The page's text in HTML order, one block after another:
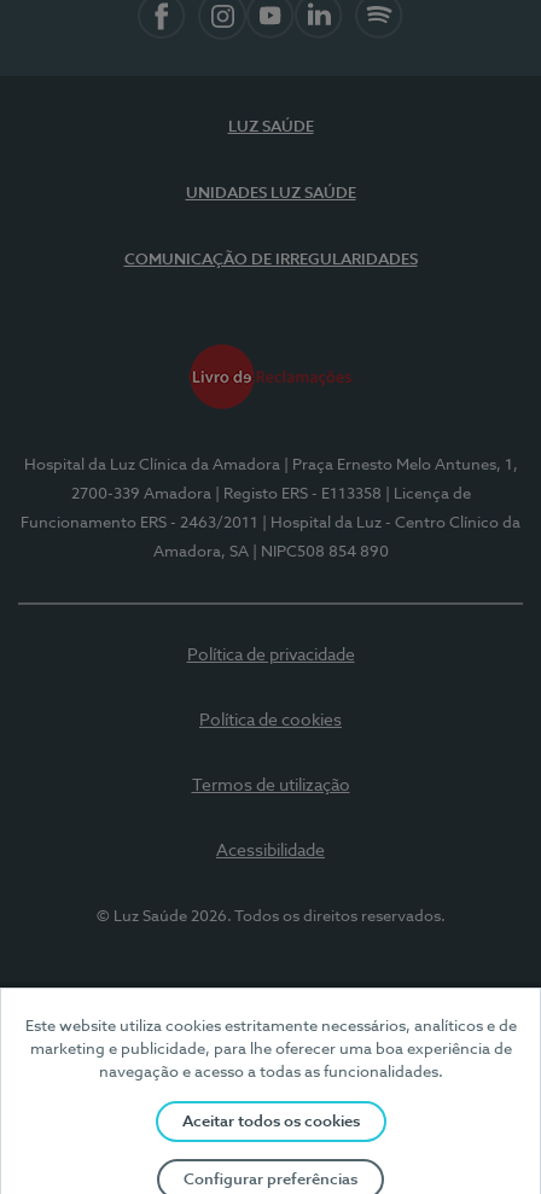
Este website utiliza cookies estritamente necessários, analíticos e de
marketing e publicidade, para lhe oferecer uma boa experiência de
navegação e acesso a todas as funcionalidades.
Aceitar todos os cookies
Configurar preferências
LUZ SAÚDE
UNIDADES LUZ SAÚDE
COMUNICAÇÃO DE IRREGULARIDADES
Hospital da Luz Clínica da Amadora
| Praça Ernesto Melo Antunes, 1,
2700-339 Amadora
| Registo ERS - E113358
| Licença de
Funcionamento ERS - 2463/2011
| Hospital da Luz - Centro Clínico da
Amadora, SA
| NIPC508 854 890
Política de privacidade
Política de cookies
Termos de utilização
Acessibilidade
© Luz Saúde 2026. Todos os direitos reservados.